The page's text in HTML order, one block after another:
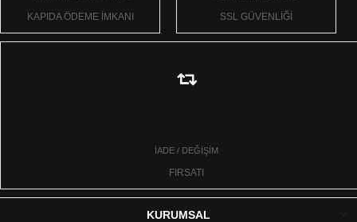
KAPIDA ÖDEME İMKANI SSL GÜVENLİĞİ
İADE / DEĞİŞİM
FIRSATI
KURUMSAL